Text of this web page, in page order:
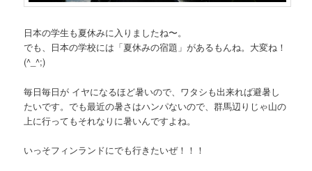
日本の学生も夏休みに入りましたね〜。
でも、日本の学校には「夏休みの宿題」があるもんね。大変ね！
(^_^;)
毎日毎日が イヤになるほど暑いので、ワタシも出来れば避暑し
たいです。でも最近の暑さはハンパないので、群馬辺りじゃ山の
上に行ってもそれなりに暑いんですよね。
いっそフィンランドにでも行きたいぜ！！！